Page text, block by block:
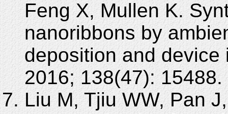
Feng X, Mullen K.
nanoribbons by
deposition and device
2016; 138(47):
Liu M, Tjiu WW, Pan